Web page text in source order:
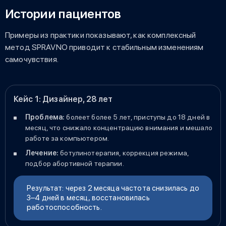
Истории пациентов
Примеры из практики показывают, как комплексный
метод SPRAVNO приводит к стабильным изменениям
самочувствия.
Кейс 1: Дизайнер, 28 лет
Проблема: болеет более 5 лет, приступы до 18 дней в
месяц, что снижало концентрацию внимания и мешало
работе за компьютером.
Лечение: ботулинотерапия, коррекция режима,
подбор абортивной терапии.
Результат: через 2 месяца частота снизилась до
3–4 дней в месяц, восстановилась
работоспособность.